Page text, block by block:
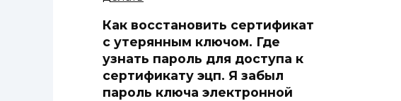
Как восстановить сертификат
с утерянным ключом. Где
узнать пароль для доступа к
сертификату эцп. Я забыл
пароль ключа электронной